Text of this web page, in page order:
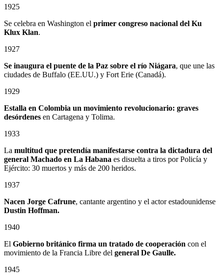
1925
Se celebra en Washington el primer congreso nacional del Ku
Klux Klan.
1927
Se inaugura el puente de la Paz sobre el río Niágara, que une las
ciudades de Buffalo (EE.UU.) y Fort Erie (Canadá).
1929
Estalla en Colombia un movimiento revolucionario: graves
desórdenes en Cartagena y Tolima.
1933
La multitud que pretendía manifestarse contra la dictadura del
general Machado en La Habana es disuelta a tiros por Policía y
Ejército: 30 muertos y más de 200 heridos.
1937
Nacen Jorge Cafrune, cantante argentino y el actor estadounidense
Dustin Hoffman.
1940
El Gobierno británico firma un tratado de cooperación con el
movimiento de la Francia Libre del general De Gaulle.
1945